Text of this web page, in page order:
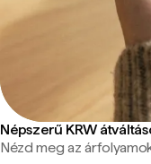
Népszerű KRW
Nézd meg az